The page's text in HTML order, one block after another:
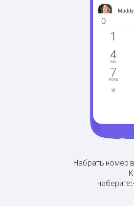
Набрать номер
наберите: